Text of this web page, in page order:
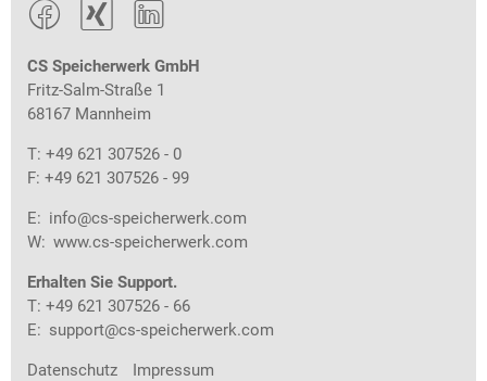
  
CS Speicherwerk GmbH
Fritz-Salm-Straße 1
68167 Mannheim
T: +49 621 307526 - 0
F: +49 621 307526 - 99
E: info@cs-speicherwerk.com
W: www.cs-speicherwerk.com
Erhalten Sie Support.
T: +49 621 307526 - 66
E: support@cs-speicherwerk.com
Datenschutz Impressum